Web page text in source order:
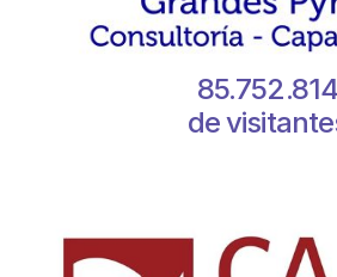
85.752.814
de